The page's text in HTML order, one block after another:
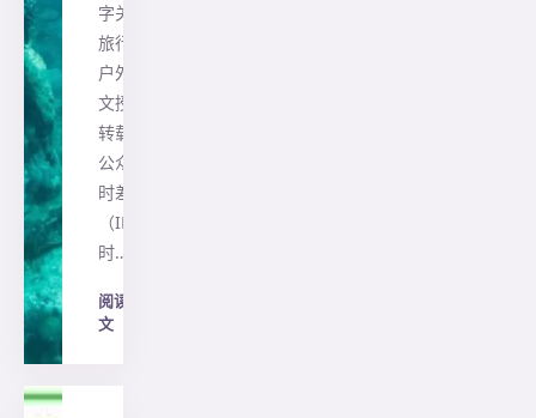
字关注
旅行者
户外 本
文授权
转载自
公众号
时差岛
（ID:
时…
阅读全
文